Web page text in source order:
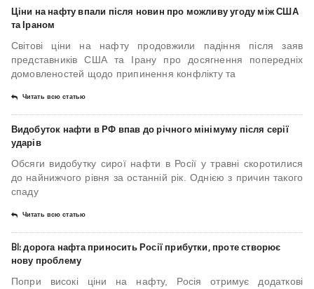
Ціни на нафту впали після новин про можливу угоду між США
та Іраном
Світові ціни на нафту продовжили падіння після заяв
представників США та Ірану про досягнення попередніх
домовленостей щодо припинення конфлікту та
Читать всю статью
Видобуток нафти в РФ впав до річного мінімуму після серії
ударів
Обсяги видобутку сирої нафти в Росії у травні скоротилися
до найнижчого рівня за останній рік. Однією з причин такого
спаду
Читать всю статью
BI: дорога нафта приносить Росії прибутки, проте створює
нову проблему
Попри високі ціни на нафту, Росія отримує додаткові